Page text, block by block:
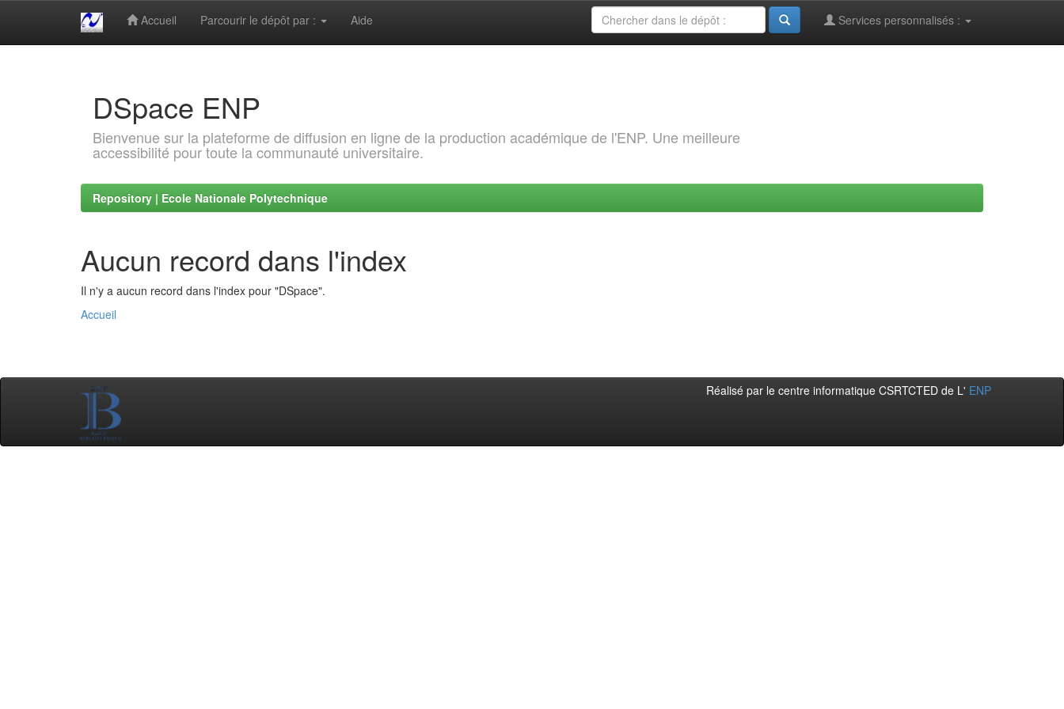
Accueil Parcourir le dépôt par : Aide Services personnalisés :
DSpace ENP
Bienvenue sur la plateforme de diffusion en ligne de la production académique de l'ENP. Une meilleure
accessibilité pour toute la communauté universitaire.
Repository | Ecole Nationale Polytechnique
Aucun record dans l'index
Il n'y a aucun record dans l'index pour "DSpace".
Accueil
Réalisé par le centre informatique CSRTCTED de L' ENP